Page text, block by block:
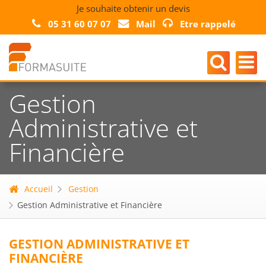
Je souhaite obtenir un devis
05 31 60 07 07
Mail Etre rappelé
Gestion
Administrative et
Financière
Accueil
Gestion
Gestion Administrative et Financière
GESTION ADMINISTRATIVE ET
FINANCIÈRE